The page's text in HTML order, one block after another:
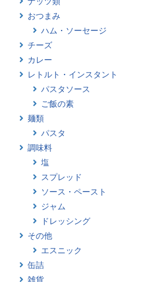
おつまみ
ハム・ソーセージ
チーズ
カレー
レトルト・インスタント
パスタソース
ご飯の素
麺類
パスタ
調味料
塩
スプレッド
ソース・ペースト
ジャム
ドレッシング
その他
エスニック
缶詰
雑貨